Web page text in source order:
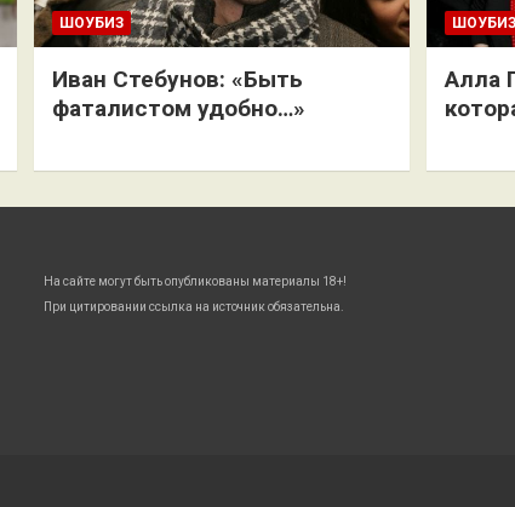
ШОУБИЗ
Иван Стебунов: «Быть
фаталистом удобно…»
ШОУБИЗ
Алла
На сайте могут быть опубликованы материалы 18+!
При цитировании ссылка на источник обязательна.